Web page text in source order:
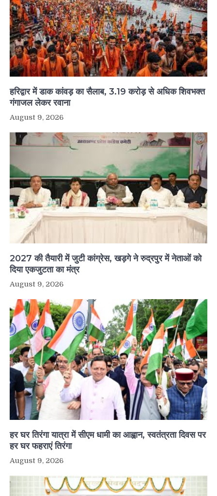
हरिद्वार में डाक कांवड़ का सैलाब, 3.19 करोड़ से अधिक शिवभक्त
गंगाजल लेकर रवाना
August 9, 2026
2027 की तैयारी में जुटी कांग्रेस, खड़गे ने रुद्रपुर में नेताओं को
दिया एकजुटता का मंत्र
August 9, 2026
हर घर तिरंगा यात्रा में सीएम धामी का आह्वान, स्वतंत्रता दिवस पर
हर घर फहराएं तिरंगा
August 9, 2026